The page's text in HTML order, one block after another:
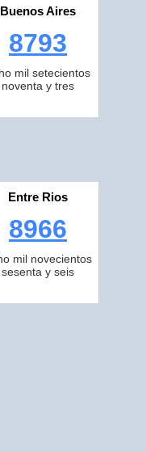
Buenos Aires
8793
mil setecientos
noventa y tres
Entre Rios
8966
mil novecientos
sesenta y seis